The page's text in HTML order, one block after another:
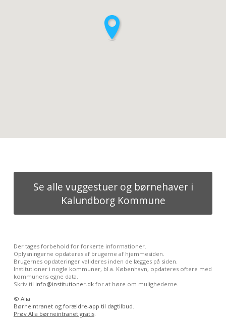
Se alle vuggestuer og børnehaver i
Kalundborg Kommune
Der tages forbehold for forkerte informationer.
Oplysningerne opdateres af brugerne af hjemmesiden.
Brugernes opdateringer valideres inden de lægges på siden.
Institutioner i nogle kommuner, bl.a. København, opdateres oftere med
kommunens egne data.
Skriv til info@institutioner.dkfor at høre om mulighederne.
© Alia
Børneintranet og forældre-app til dagtilbud.
Prøv Alia børneintranet gratis.